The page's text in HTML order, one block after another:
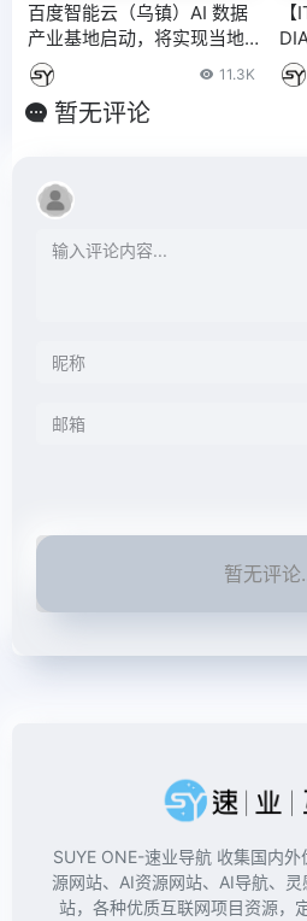
百度智能云（乌镇）AI 数据
产业基地启动，将实现当地
AI 原生应用全面落地 – IT之
家
11.3K
I
落地
暂无评论
暂无评论
SUYE ONE-速业导航 收集国内
源网站、AI资源网站、AI导航、
站，各种优质互联网项目资源，